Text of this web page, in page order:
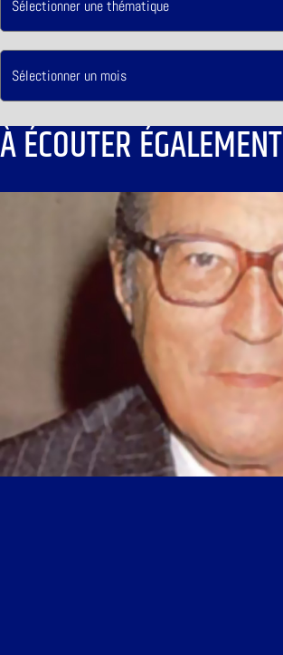
À ÉCOUTER ÉGALEMENT